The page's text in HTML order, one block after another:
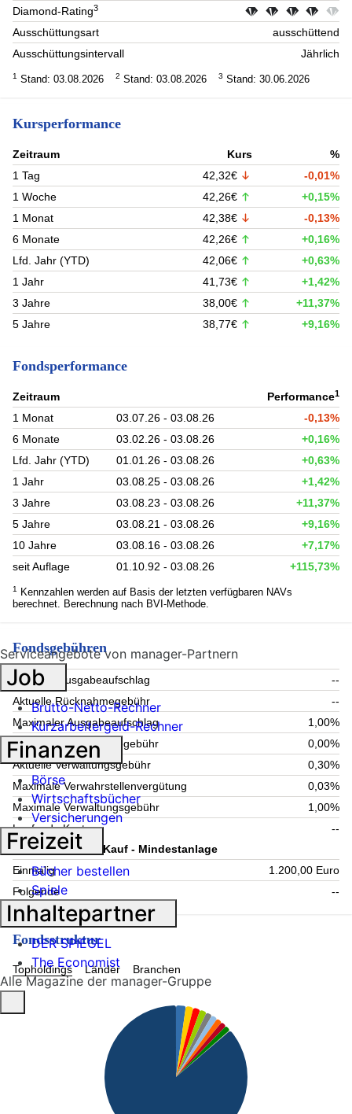
Diamond-Rating3
Ausschüttungsart
ausschüttend
Ausschüttungsintervall
Jährlich
1 Stand: 03.08.2026 2 Stand: 03.08.2026 3 Stand: 30.06.2026
Kursperformance
Zeitraum Kurs
%
1 Tag
42,32€
-0,01%
1 Woche
42,26€
+0,15%
1 Monat
42,38€
-0,13%
6 Monate
42,26€
+0,16%
Lfd. Jahr (YTD)
42,06€
+0,63%
1 Jahr
41,73€
+1,42%
3 Jahre
38,00€
+11,37%
5 Jahre
38,77€ +9,16%
Fondsperformance
Zeitraum Performance1
1 Monat 03.07.26 - 03.08.26
-0,13%
6 Monate
03.02.26 - 03.08.26
+0,16%
Lfd. Jahr (YTD)
01.01.26 - 03.08.26
+0,63%
1 Jahr
03.08.25 - 03.08.26
+1,42%
3 Jahre
03.08.23 - 03.08.26
+11,37%
5 Jahre
03.08.21 - 03.08.26
+9,16%
10 Jahre
03.08.16 - 03.08.26
+7,17%
seit Auflage
01.10.92 - 03.08.26 +115,73%
1
Kennzahlen werden auf Basis der letzten verfügbaren NAVs
berechnet. Berechnung nach BVI-Methode.
Fondsgebühren
Aktueller Ausgabeaufschlag
--
Aktuelle Rücknahmegebühr
--
Maximaler Ausgabeaufschlag
1,00%
Maximale Rücknahmegebühr
0,00%
Aktuelle Verwaltungsgebühr
0,30%
Maximale Verwahrstellenvergütung
0,03%
Maximale Verwaltungsgebühr
1,00%
Laufende Kosten
--
Information zum Kauf - Mindestanlage
Einmalig
1.200,00 Euro
Folgende
--
Fondsstruktur
Topholdings Länder Branchen
Serviceangebote von manager-Partnern
Job
Brutto-Netto-Rechner
Kurzarbeitergeld-Rechner
Finanzen
Börse
Wirtschaftsbücher
Versicherungen
Freizeit
Bücher bestellen
Spiele
Inhaltepartner
DER SPIEGEL
The Economist
Alle Magazine der manager-Gruppe